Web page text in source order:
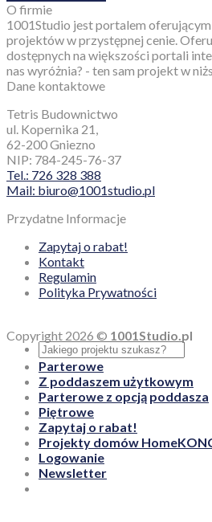
O firmie
1001Studio jest portalem
projektów w przystępnej cenie.
dostępnych na większości portali
nas wyróżnia? - ten sam projekt w
Dane kontaktowe
Tetris Budownictwo
ul. Kopernika 21,
62-200 Gniezno
NIP: 784-245-76-37
Tel.: 726 328 388
Mail: biuro@1001studio.pl
Przydatne Informacje
Zapytaj o rabat!
Kontakt
Regulamin
Polityka Prywatności
Copyright 2026 © 1001Studio.pl
Parterowe
Z poddaszem użytkowym
Parterowe z opcją poddasza
Piętrowe
Zapytaj o rabat!
Projekty domów
Logowanie
Newsletter